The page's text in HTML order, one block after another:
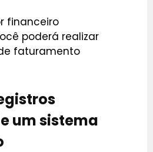
financeiro
poderá realizar
faturamento
um sistema